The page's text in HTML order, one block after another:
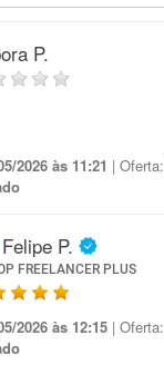
P.
2026 às 11:21 | Oferta:
Felipe P.
FREELANCER PLUS
2026 às 12:15 | Oferta: